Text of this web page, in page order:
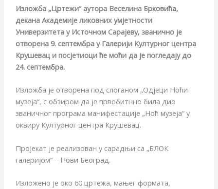
Изложба „Цртежи“ аутора Веселина Брковића,
декана Академије ликовних умјетности
Универзитета у Источном Сарајеву, званично је
отворена 9. септембра у Галерији Културног центра
Крушевац и посјетиоци ће моћи да је погледају до
24. септембра.
Изложба је отворена под слоганом „Одјеци Ноћи
музеја“, с обзиром да је првобитнно била дио
званичног програма манифестације „Ноћ музеја“ у
оквиру Културног центра Крушевац.
Пројекат је реализован у сарадњи са „БЛОК
галеријом“ – Нови Београд.
Изложено је око 60 цртежа, мањег формата,